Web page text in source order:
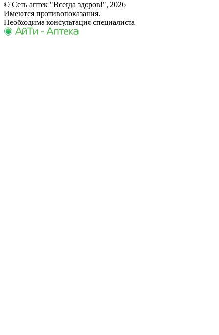
© Сеть аптек "Всегда здоров!", 2026
Имеются противопоказания.
Необходима консультация специалиста